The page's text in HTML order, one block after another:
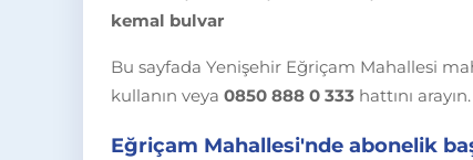
kemal bulvar
Bu sayfada Yenişehir Eğriçam Mahallesi
kullanın veya 0850 888 0 333 hattını
Eğriçam Mahallesi'nde abonelik